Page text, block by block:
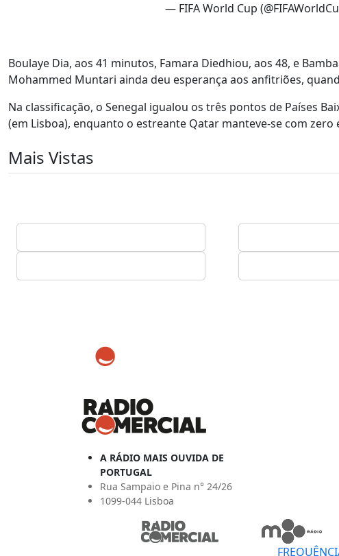
— FIFA World Cup
Boulaye Dia, aos 41 minutos, Famara Diedhiou, aos 48, e
Mohammed Muntari ainda deu esperança aos anfitriões,
Na classificação, o Senegal igualou os três pontos de Países
(em Lisboa), enquanto o estreante Qatar manteve-se com
Mais Vistas
A RÁDIO MAIS OUVIDA DE
PORTUGAL
Rua Sampaio e Pina n° 24/26
1099-044 Lisboa